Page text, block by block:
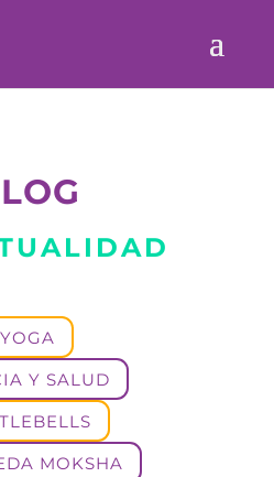
YOGA
Y SALUD
MOKSHA